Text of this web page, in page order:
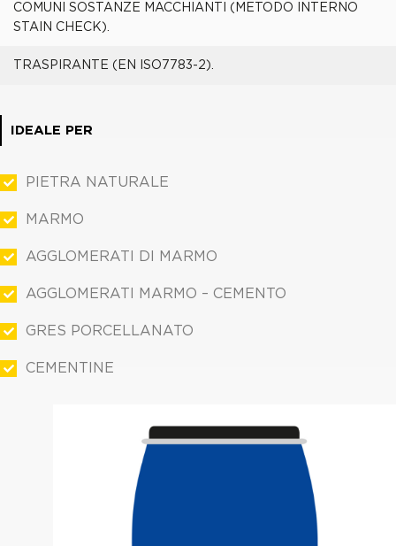
COMUNI SOSTANZE MACCHIANTI (METODO INTERNO
STAIN CHECK).
TRASPIRANTE (EN ISO7783-2).
IDEALE PER
PIETRA NATURALE
MARMO
AGGLOMERATI DI MARMO
AGGLOMERATI MARMO – CEMENTO
GRES PORCELLANATO
CEMENTINE